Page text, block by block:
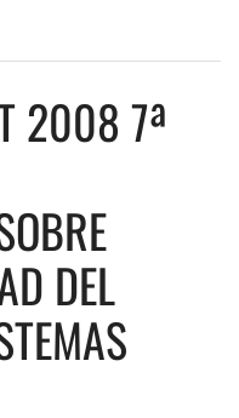
2008 7ª
DEL